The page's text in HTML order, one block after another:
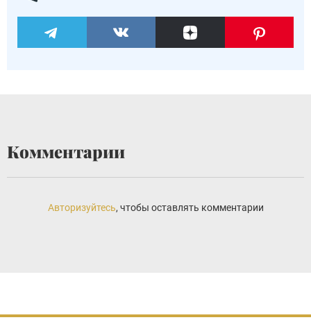
Комментарии
Авторизуйтесь, чтобы оставлять комментарии